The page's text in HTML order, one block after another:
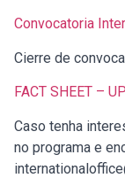
Convocatoria
Cierre de
FACT SHEET –
Caso tenha
no programa e